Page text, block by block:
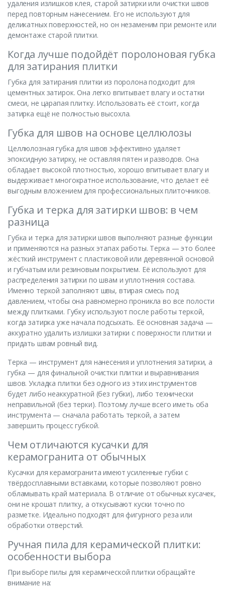
удаления излишков клея, старой затирки или очистки швов
перед повторным нанесением. Его не используют для
деликатных поверхностей, но он незаменим при ремонте или
демонтаже старой плитки.
Когда лучше подойдёт поролоновая губка
для затирания плитки
Губка для затирания плитки из поролона подходит для
цементных затирок. Она легко впитывает влагу и остатки
смеси, не царапая плитку. Использовать её стоит, когда
затирка ещё не полностью высохла.
Губка для швов на основе целлюлозы
Целлюлозная губка для швов эффективно удаляет
эпоксидную затирку, не оставляя пятен и разводов. Она
обладает высокой плотностью, хорошо впитывает влагу и
выдерживает многократное использование, что делает её
выгодным вложением для профессиональных плиточников.
Губка и терка для затирки швов: в чем
разница
Губка и терка для затирки швов выполняют разные функции
и применяются на разных этапах работы. Терка — это более
жёсткий инструмент с пластиковой или деревянной основой
и губчатым или резиновым покрытием. Её используют для
распределения затирки по швам и уплотнения состава.
Именно теркой заполняют швы, втирая смесь под
давлением, чтобы она равномерно проникла во все полости
между плитками. Губку используют после работы теркой,
когда затирка уже начала подсыхать. Её основная задача —
аккуратно удалить излишки затирки с поверхности плитки и
придать швам ровный вид.
Терка — инструмент для нанесения и уплотнения затирки, а
губка — для финальной очистки плитки и выравнивания
швов. Укладка плитки без одного из этих инструментов
будет либо неаккуратной (без губки), либо технически
неправильной (без терки). Поэтому лучше всего иметь оба
инструмента — сначала работать теркой, а затем
завершить процесс губкой.
Чем отличаются кусачки для
керамогранита от обычных
Кусачки для керамогранита имеют усиленные губки с
твёрдосплавными вставками, которые позволяют ровно
обламывать край материала. В отличие от обычных кусачек,
они не крошат плитку, а откусывают куски точно по
разметке. Идеально подходят для фигурного реза или
обработки отверстий.
Ручная пила для керамической плитки:
особенности выбора
При выборе пилы для керамической плитки обращайте
внимание на: